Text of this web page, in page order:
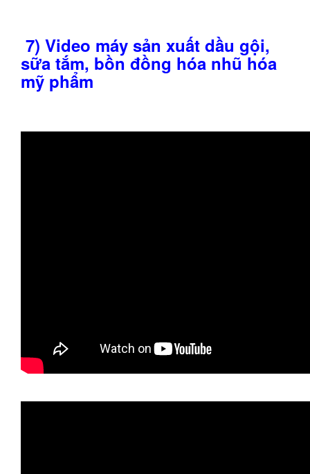
7) Video máy sản xuất dầu gội,
sữa tắm, bồn đồng hóa nhũ hóa
mỹ phẩm